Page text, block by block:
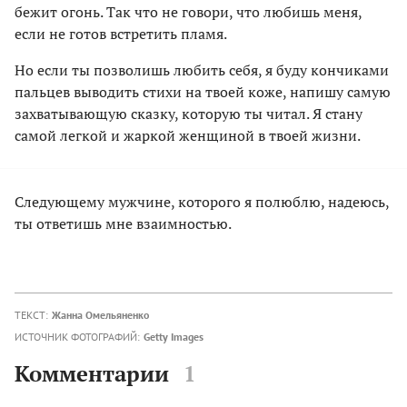
бежит огонь. Так что не говори, что любишь меня,
если не готов встретить пламя.
Но если ты позволишь любить себя, я буду кончиками
пальцев выводить стихи на твоей коже, напишу самую
захватывающую сказку, которую ты читал. Я стану
самой легкой и жаркой женщиной в твоей жизни.
Следующему мужчине, которого я полюблю, надеюсь,
ты ответишь мне взаимностью.
ТЕКСТ: Жанна Омельяненко
ИСТОЧНИК ФОТОГРАФИЙ: Getty Images
Комментарии 1